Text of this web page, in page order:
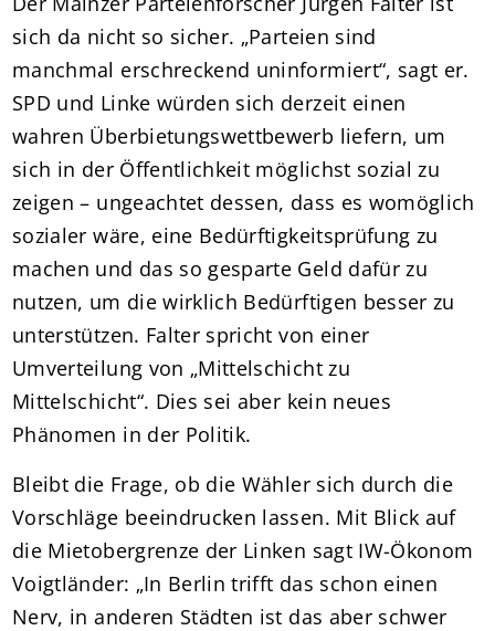
sich da nicht so sicher. „Parteien sind
manchmal erschreckend uninformiert“, sagt er.
SPD und Linke würden sich derzeit einen
wahren Überbietungswettbewerb liefern, um
sich in der Öffentlichkeit möglichst sozial zu
zeigen – ungeachtet dessen, dass es womöglich
sozialer wäre, eine Bedürftigkeitsprüfung zu
machen und das so gesparte Geld dafür zu
nutzen, um die wirklich Bedürftigen besser zu
unterstützen. Falter spricht von einer
Umverteilung von „Mittelschicht zu
Mittelschicht“. Dies sei aber kein neues
Phänomen in der Politik.
Bleibt die Frage, ob die Wähler sich durch die
Vorschläge beeindrucken lassen. Mit Blick auf
die Mietobergrenze der Linken sagt IW-Ökonom
Voigtländer: „In Berlin trifft das schon einen
Nerv, in anderen Städten ist das aber schwer